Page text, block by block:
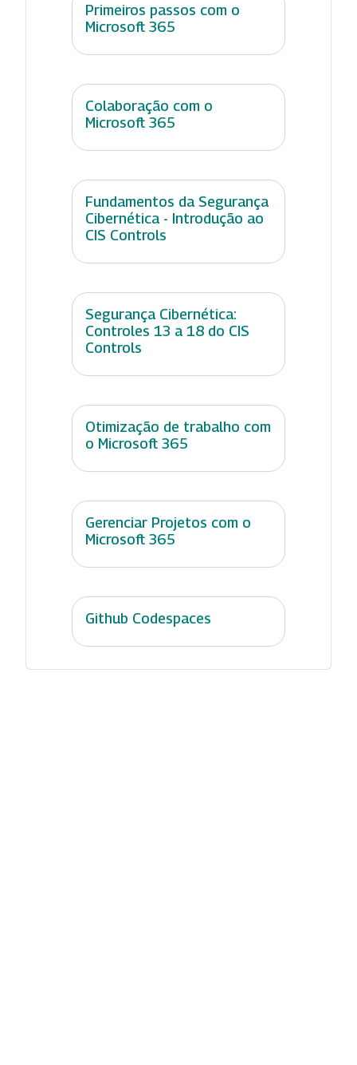
Primeiros passos com o
Microsoft 365
Colaboração com o
Microsoft 365
Fundamentos da Segurança
Cibernética - Introdução ao
CIS Controls
Segurança Cibernética:
Controles 13 a 18 do CIS
Controls
Otimização de trabalho com
o Microsoft 365
Gerenciar Projetos com o
Microsoft 365
Github Codespaces